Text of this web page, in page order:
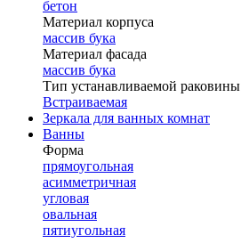
бетон
Материал корпуса
массив бука
Материал фасада
массив бука
Тип устанавливаемой раковины
Встраиваемая
Зеркала для ванных комнат
Ванны
Форма
прямоугольная
асимметричная
угловая
овальная
пятиугольная